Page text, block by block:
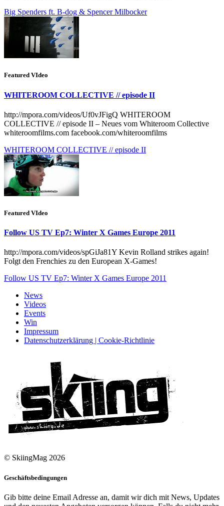
Big Spenders ft. B-dog & Spencer Milbocker
Featured VIdeo
WHITEROOM COLLECTIVE // episode II
http://mpora.com/videos/Uf0vJFigQ WHITEROOM
COLLECTIVE // episode II – Neues vom Whiteroom Collective
whiteroomfilms.com facebook.com/​whiteroomfilms
WHITEROOM COLLECTIVE // episode II
Featured VIdeo
Follow US TV Ep7: Winter X Games Europe 2011
http://mpora.com/videos/spGiJa81Y Kevin Rolland strikes again!
Folgt den Frenchies zu den European X-Games!
Follow US TV Ep7: Winter X Games Europe 2011
News
Videos
Events
Win
Impressum
Datenschutzerklärung | Cookie-Richtlinie
© SkiingMag 2026
Geschäftsbedingungen
Gib bitte deine Email Adresse an, damit wir dich mit News, Updates